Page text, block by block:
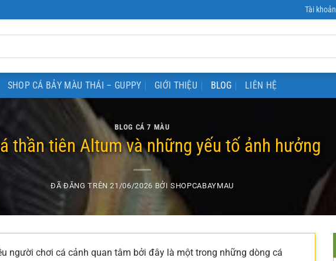
Tài khoản
SHOP CÁ BẢY MÀU THÁI – GUPPY GIỚI THIỆU BLOG LIÊN HỆ
BLOG CÁ 7 MÀU
thần tiên Altum và những yếu tố ảnh hưởng
ĐÃ ĐĂNG TRÊN21/06/2026 BỞISHOPCABAYMAU
người chơi cá cảnh quan tâm bởi đây là một trong những dòng cá